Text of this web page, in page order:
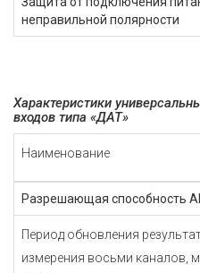
неправильной полярности
Характеристики
входов типа «ДАТ»
Наименование
Разрешающая способность
Период обновления
измерения восьми каналов,